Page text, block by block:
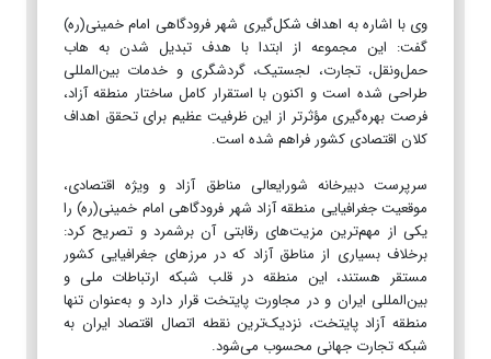
وی با اشاره به اهداف شکل‌گیری شهر فرودگاهی امام خمینی(ره)
گفت: این مجموعه از ابتدا با هدف تبدیل شدن به هاب
حمل‌ونقل، تجارت، لجستیک، گردشگری و خدمات بین‌المللی
طراحی شده است و اکنون با استقرار کامل ساختار منطقه آزاد،
فرصت بهره‌گیری مؤثرتر از این ظرفیت عظیم برای تحقق اهداف
کلان اقتصادی کشور فراهم شده است.
سرپرست دبیرخانه شورایعالی مناطق آزاد و ویژه اقتصادی،
موقعیت جغرافیایی منطقه آزاد شهر فرودگاهی امام خمینی(ره) را
یکی از مهم‌ترین مزیت‌های رقابتی آن برشمرد و تصریح کرد:
برخلاف بسیاری از مناطق آزاد که در مرزهای جغرافیایی کشور
مستقر هستند، این منطقه در قلب شبکه ارتباطات ملی و
بین‌المللی ایران و در مجاورت پایتخت قرار دارد و به‌عنوان تنها
منطقه آزاد پایتخت، نزدیک‌ترین نقطه اتصال اقتصاد ایران به
شبکه تجارت جهانی محسوب می‌شود.